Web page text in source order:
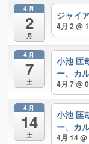
4月
2
月
ジャイ
4月 2 @
4月
7
土
小池 匡
ー、カ
4月 7 @
4月
14
土
小池 匡
ー、カ
4月 14